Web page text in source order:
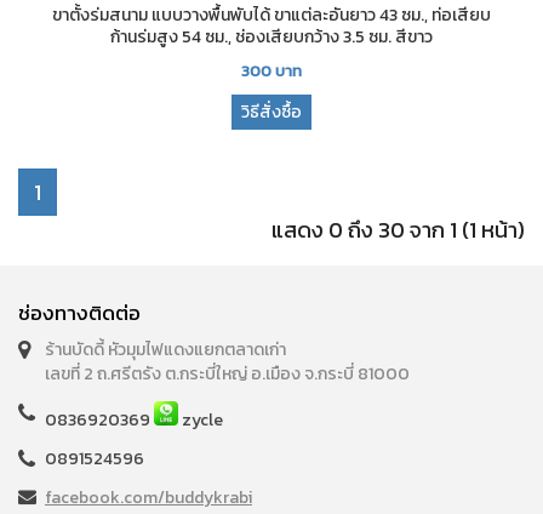
ขาตั้งร่มสนาม แบบวางพื้นพับได้ ขาแต่ละอันยาว 43 ซม., ท่อเสียบ
ก้านร่มสูง 54 ซม., ช่องเสียบกว้าง 3.5 ซม. สีขาว
300บาท
วิธีสั่งซื้อ
1
แสดง 0 ถึง 30 จาก 1 (1 หน้า)
ช่องทางติดต่อ
ร้านบัดดี้ หัวมุมไฟแดงแยกตลาดเก่า
เลขที่ 2 ถ.ศรีตรัง ต.กระบี่ใหญ่ อ.เมือง จ.กระบี่ 81000
0836920369
zycle
0891524596
facebook.com/buddykrabi